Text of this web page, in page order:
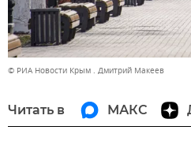
© РИА Новости Крым . Дмитрий Макеев
Читать в МАКС